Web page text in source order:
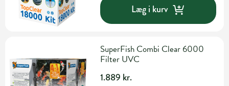
Læg i kurv
SuperFish Combi Clear 6000
Filter UVC
1.889 kr.